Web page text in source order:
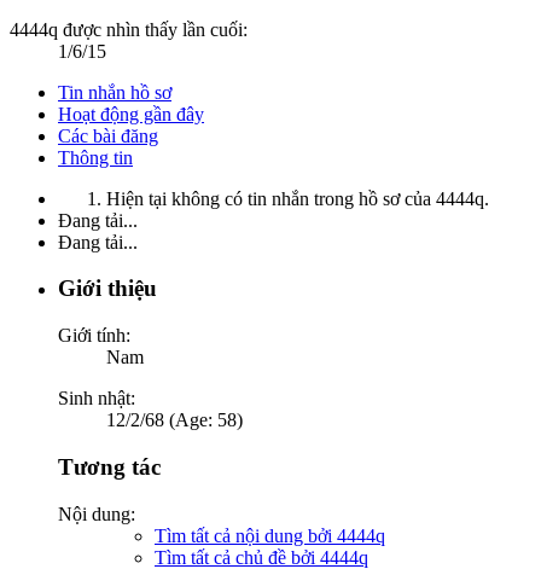
4444q được nhìn thấy lần cuối:
1/6/15
Tin nhắn hồ sơ
Hoạt động gần đây
Các bài đăng
Thông tin
Hiện tại không có tin nhắn trong hồ sơ của 4444q.
Đang tải...
Đang tải...
Giới thiệu
Giới tính:
Nam
Sinh nhật:
12/2/68 (Age: 58)
Tương tác
Nội dung:
Tìm tất cả nội dung bởi 4444q
Tìm tất cả chủ đề bởi 4444q